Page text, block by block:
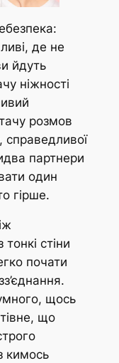
де не
йдуть
ніжності
розмов
справедливої
партнери
один
гірше.
стіни
почати
щось
що
кимось